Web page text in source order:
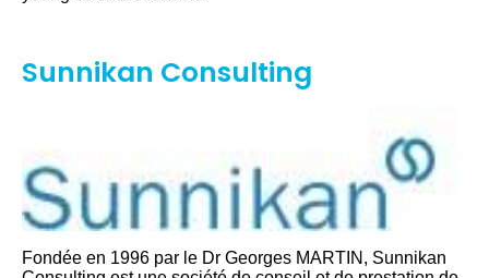
Sunnikan Consulting
Fondée en 1996 par le Dr Georges MARTIN, Sunnikan